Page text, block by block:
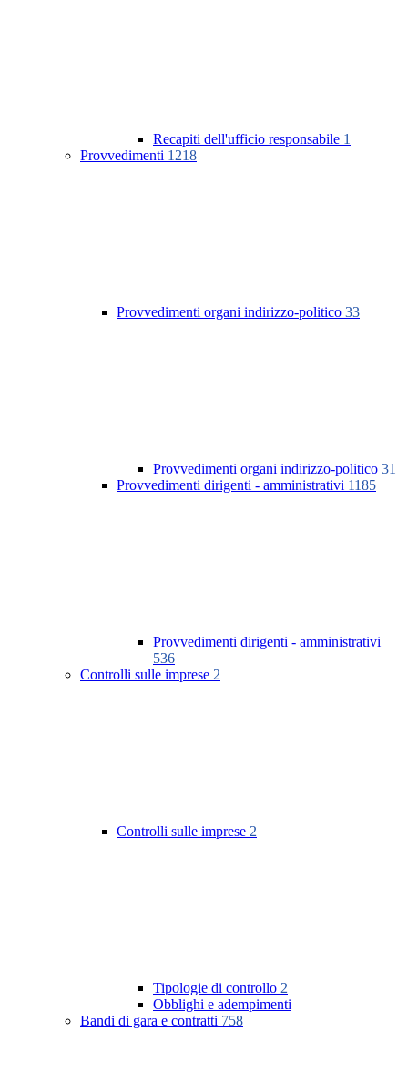
Recapiti dell'ufficio responsabile 1
Provvedimenti 1218
Provvedimenti organi indirizzo-politico 33
Provvedimenti organi indirizzo-politico 31
Provvedimenti dirigenti - amministrativi 1185
Provvedimenti dirigenti - amministrativi
536
Controlli sulle imprese 2
Controlli sulle imprese 2
Tipologie di controllo 2
Obblighi e adempimenti
Bandi di gara e contratti 758